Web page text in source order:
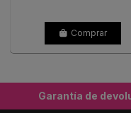
Comprar
Garantía de